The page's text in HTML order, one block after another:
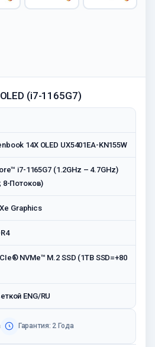
(i7-1165G7)
14X OLED UX5401EA-KN155W
i7-1165G7 (1.2GHz – 4.7GHz)
8-Потоков)
Graphics
NVMe™ M.2 SSD (1TB SSD=+80
ENG/RU
Гарантия: 2 Годa